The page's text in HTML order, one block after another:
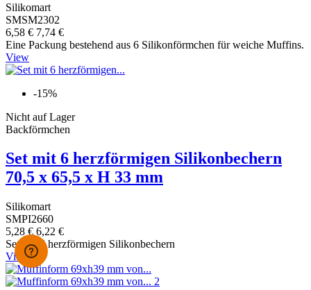
Silikomart
SMSM2302
6,58 € 7,74 €
Eine Packung bestehend aus 6 Silikonförmchen für weiche Muffins.
View
-15%
Nicht auf Lager
Backförmchen
Set mit 6 herzförmigen Silikonbechern
70,5 x 65,5 x H 33 mm
Silikomart
SMPI2660
5,28 € 6,22 €
Set aus 6 herzförmigen Silikonbechern
View